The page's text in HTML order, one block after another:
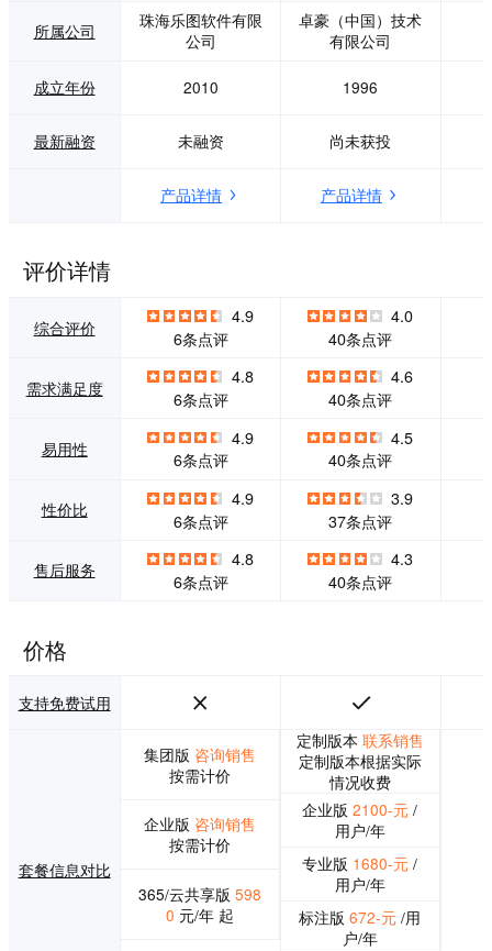
知识和前沿软件技
术相结合，帮助企
业用户改善业务流
系、提高营运效
竞争力和快速反应
软件的纯中文开发
程无需编程像搭建
积木一样简便快
捷，功能扩展同样
方便。
管理、资产管理、
SCM、人事管理、
MIS系统等企业所
码开发平台，从简
构建独立应用再到
编辑器和现成的应
用模板，即可快速
创建应用程序，助
力企业数智化。
所属公司
珠海乐图软件有限
公司
卓豪（中国）技术
有限公司
成立年份 2010 1996
最新融资 未融资 尚未获投
产品详情 产品详情
评价详情
综合评价
4.9
6条点评
4.0
40条点评
需求满足度
4.8
6条点评
4.6
40条点评
易用性
4.9
6条点评
4.5
40条点评
性价比
4.9
6条点评
3.9
37条点评
售后服务
4.8
6条点评
4.3
40条点评
价格
支持免费试用
套餐信息对比
集团版 咨询销售
按需计价
企业版 咨询销售
按需计价
365/云共享版 598
0 元/年 起
定制版本 联系销售
定制版本根据实际
情况收费
企业版2100-元 /
用户/年
专业版 1680-元 /
用户/年
标注版672-元 /用
户/年